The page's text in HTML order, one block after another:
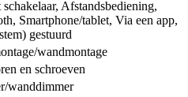
, Afstandsbediening,
, Smartphone/tablet, Via een app,
gestuurd
wandmontage
en schroeven
wanddimmer